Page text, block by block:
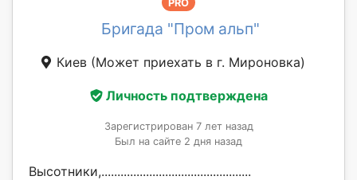
PRO
Бригада "Пром альп"
Киев (Может приехать в г. Мироновка)
Личность подтверждена
Зарегистрирован 7 лет назад
Был на сайте 2 дня назад
Высотники,...............................................